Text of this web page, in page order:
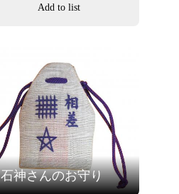
Add to list
石神さんのお守り